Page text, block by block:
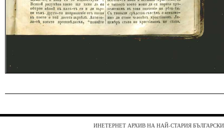
ИНЕТЕРНЕТ АРХИВ НА НАЙ-СТАРИЯ